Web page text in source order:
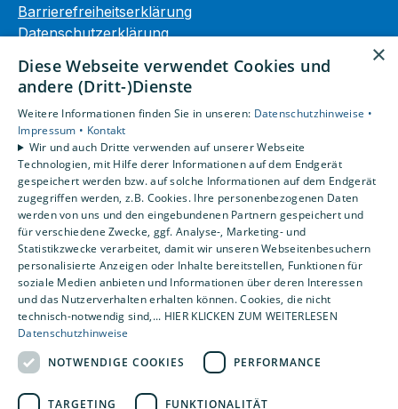
Barrierefreiheitserklärung
Datenschutzerklärung
Unsere Bereiche
Privatkunden
Gewerbekunden
Karriere
Unternehmen
Kontakt
×
Diese Webseite verwendet Cookies und
andere (Dritt-)Dienste
Weitere Informationen finden Sie in unseren: Datenschutzhinweise •
Impressum • Kontakt
Wir und auch Dritte verwenden auf unserer Webseite
Technologien, mit Hilfe derer Informationen auf dem Endgerät
gespeichert werden bzw. auf solche Informationen auf dem Endgerät
zugegriffen werden, z.B. Cookies. Ihre personenbezogenen Daten
werden von uns und den eingebundenen Partnern gespeichert und
für verschiedene Zwecke, ggf. Analyse-, Marketing- und
Statistikzwecke verarbeitet, damit wir unseren Webseitenbesuchern
personalisierte Anzeigen oder Inhalte bereitstellen, Funktionen für
soziale Medien anbieten und Informationen über deren Interessen
und das Nutzerverhalten erhalten können. Cookies, die nicht
technisch-notwendig sind,... HIER KLICKEN ZUM WEITERLESEN
Datenschutzhinweise
NOTWENDIGE COOKIES
PERFORMANCE
TARGETING FUNKTIONALITÄT